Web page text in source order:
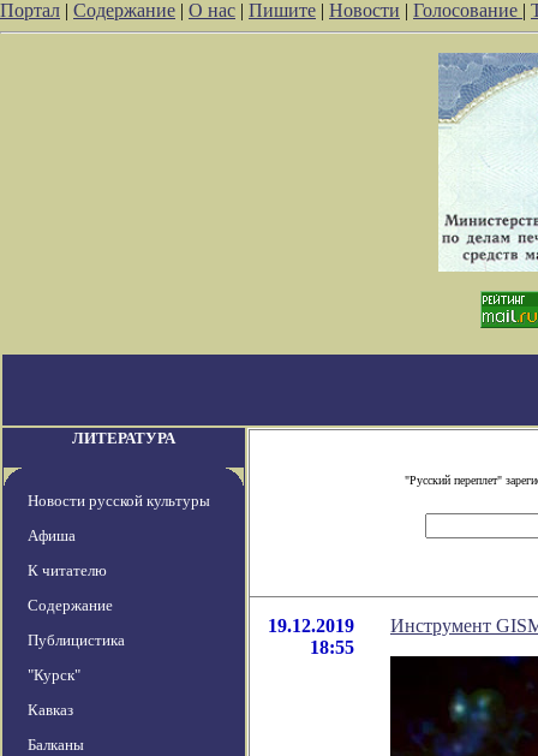
Портал | Содержание | О нас | Пишите | Новости | Голосование |
ЛИТЕРАТУРА
Новости русской культуры
Афиша
К читателю
Содержание
Публицистика
"Курск"
Кавказ
Балканы
"Русский переплет"
19.12.2019
18:55
Инструмент